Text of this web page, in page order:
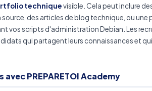
techniquevisible. Cela peut inclure
des articles de blog technique, ou une
vos scripts d'administration Debian. Les
qui partagent leurs connaissances et
PREPARETOI Academy